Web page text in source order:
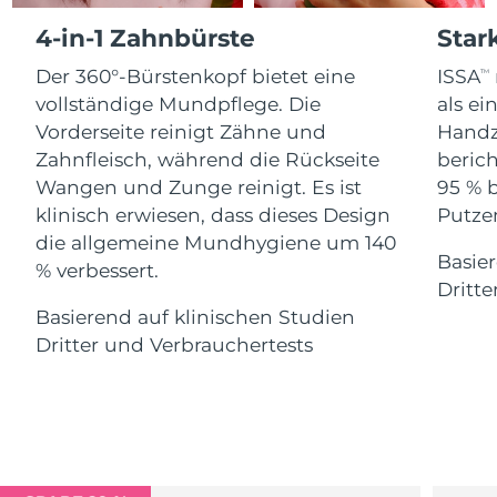
4-in-1 Zahnbürste
Der 360°-Bürstenkopf bietet eine
vollständige Mundpflege. Die
Vorderseite reinigt Zähne und
Zahnfleisch, während die Rückseite
Wangen und Zunge reinigt. Es ist
klinisch erwiesen, dass dieses Design
die allgemeine Mundhygiene um 140
% verbessert.
Basierend auf klinischen Studien
Dritter und Verbrauchertests
ISSATM
als
95 %
For healthy hair
Kosmetik
Kaufe alles
FOREO APP
ÜBER
Isle of Man 8/11/26
Israel Erwartete Lieferung 8/13/26
Italien Erwartete Lieferung 8/9/26
Japan Erwartete Lieferung
Jersey Erwartete Lieferung 8/14/26
Kasachstan
Kuwait Erwartete Lieferung